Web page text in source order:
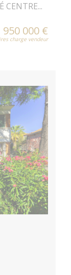
CENTRE...
950 000 €
charge vendeur